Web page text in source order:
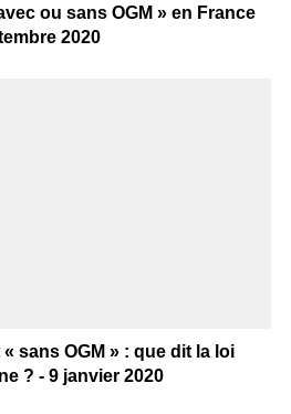
ou sans OGM » en France
2020
« sans OGM » : que dit la loi
? - 9 janvier 2020